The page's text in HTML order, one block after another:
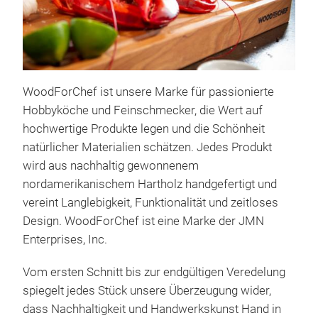
WoodForChef ist unsere Marke für passionierte
Hobbyköche und Feinschmecker, die Wert auf
hochwertige Produkte legen und die Schönheit
natürlicher Materialien schätzen. Jedes Produkt
wird aus nachhaltig gewonnenem
nordamerikanischem Hartholz handgefertigt und
vereint Langlebigkeit, Funktionalität und zeitloses
Design. WoodForChef ist eine Marke der JMN
Enterprises, Inc.
Vom ersten Schnitt bis zur endgültigen Veredelung
spiegelt jedes Stück unsere Überzeugung wider,
dass Nachhaltigkeit und Handwerkskunst Hand in